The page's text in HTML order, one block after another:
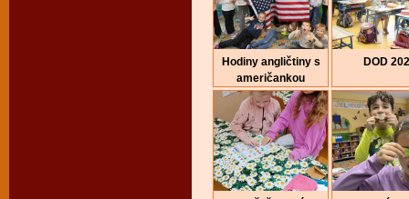
Hodiny angličtiny s
američankou
DOD